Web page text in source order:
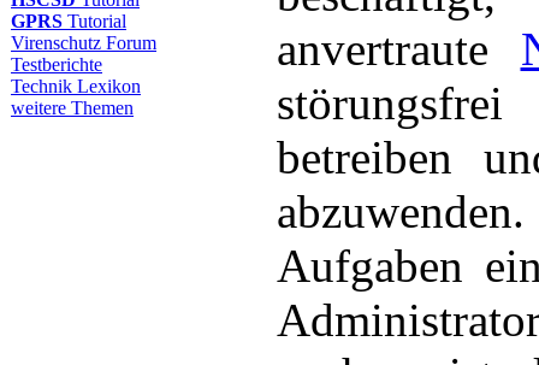
GPRS Tutorial
Virenschutz Forum
Testberichte
Technik Lexikon
weitere Themen
anvertraute
betreiben
Aufgaben